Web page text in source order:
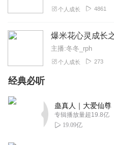
个人成长 4861
爆米花心灵成长
主播:冬冬_rph
个人成长 273
经典必听
专辑播放量超19.8亿
19.09亿